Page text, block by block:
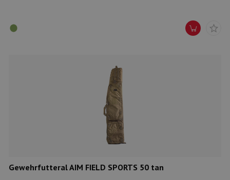
Gewehrfutteral AIM FIELD SPORTS 50 tan